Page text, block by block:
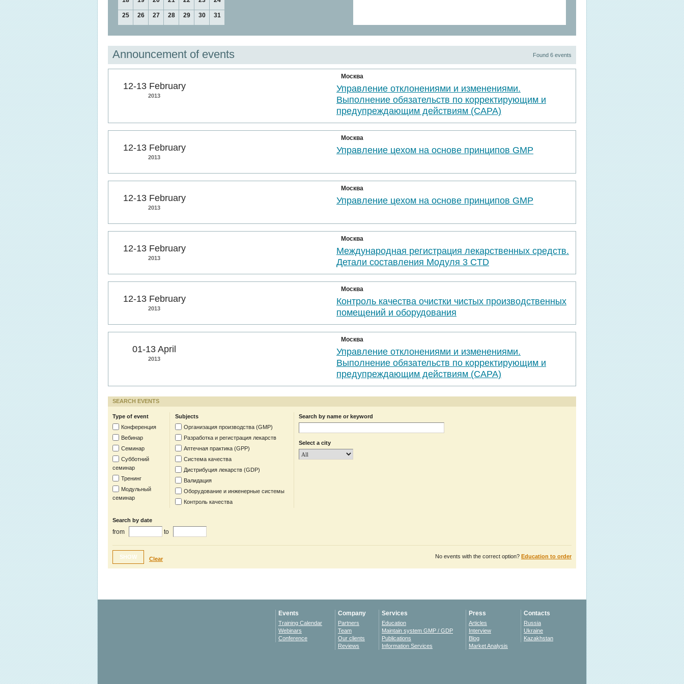
25 26 27 28 29 30 31
Announcement of events Found 6 events
12-13 February
2013
Москва
Управление отклонениями и изменениями.
Выполнение обязательств по корректирующим и
предупреждающим действиям (САРА)
12-13 February
2013
Москва
Управление цехом на основе принципов GMP
12-13 February
2013
Москва
Управление цехом на основе принципов GMP
12-13 February
2013
Москва
Международная регистрация лекарственных средств.
Детали составления Модуля 3 CTD
12-13 February
2013
Москва
Контроль качества очистки чистых производственных
помещений и оборудования
01-13 April
2013
Москва
Управление отклонениями и изменениями.
Выполнение обязательств по корректирующим и
предупреждающим действиям (САРА)
SEARCH EVENTS
Type of event
Конференция
Вебинар
Семинар
Субботний
семинар
Тренинг
Модульный
семинар
Subjects
Организация производства (GMP)
Разработка и регистрация лекарств
Аптечная практика (GPP)
Система качества
Дистрибуция лекарств (GDP)
Валидация
Оборудование и инженерные системы
Контроль качества
Search by name or keyword
Select a city
Search by date
from to
SHOW Clear No events with the correct option? Education to order
Events
Training Calendar
Webinars
Conference
Company
Partners
Team
Our clients
Reviews
Services
Education
Maintain system GMP / GDP
Publications
Information Services
Press
Articles
Interview
Blog
Market Analysis
Contacts
Russia
Ukraine
Kazakhstan